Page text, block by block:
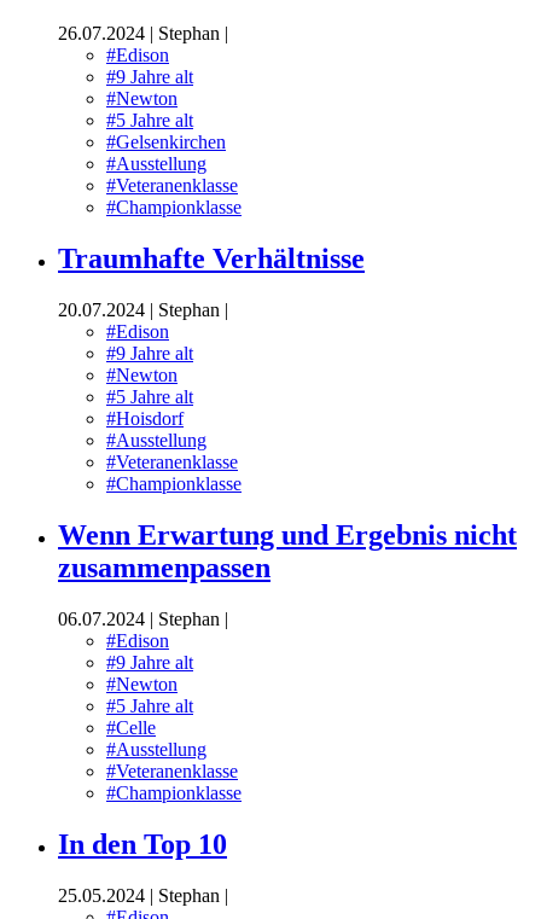
26.07.2024 | Stephan |
#Edison
#9 Jahre alt
#Newton
#5 Jahre alt
#Gelsenkirchen
#Ausstellung
#Veteranenklasse
#Championklasse
Traumhafte Verhältnisse
20.07.2024 | Stephan |
#Edison
#9 Jahre alt
#Newton
#5 Jahre alt
#Hoisdorf
#Ausstellung
#Veteranenklasse
#Championklasse
Wenn Erwartung und Ergebnis nicht
zusammenpassen
06.07.2024 | Stephan |
#Edison
#9 Jahre alt
#Newton
#5 Jahre alt
#Celle
#Ausstellung
#Veteranenklasse
#Championklasse
In den Top 10
25.05.2024 | Stephan |